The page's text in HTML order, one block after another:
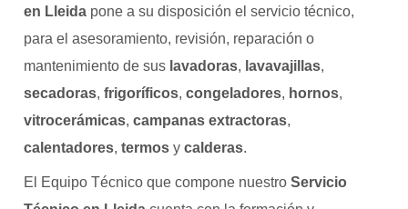
en Lleida pone a su disposición el servicio técnico,
para el asesoramiento, revisión, reparación o
mantenimiento de sus lavadoras, lavavajillas,
secadoras, frigoríficos, congeladores, hornos,
vitrocerámicas, campanas extractoras,
calentadores, termos y calderas.
El Equipo Técnico que compone nuestro Servicio